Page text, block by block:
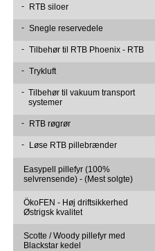
- RTB siloer
- Snegle reservedele
- Tilbehør til RTB Phoenix - RTB
- Trykluft
- Tilbehør til vakuum transport
systemer
- RTB røgrør
- Løse RTB pillebrænder
Easypell pillefyr (100%
selvrensende) - (Mest solgte)
ÖkoFEN - Høj driftsikkerhed
Østrigsk kvalitet
Scotte / Woody pillefyr med
Blackstar kedel